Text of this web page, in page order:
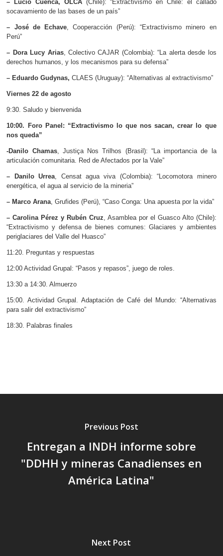
– Lucio Cuenca, OLCA(Chile): “Extractivismo en Chile: el callado
socavamiento de las bases de un país”
– José de Echave, Cooperacción (Perú): “Extractivismo minero en
Perú”
– Dora Lucy Arias, Colectivo CAJAR (Colombia): “La alerta desde los
derechos humanos, y los mecanismos para su defensa”
– Eduardo Gudynas, CLAES (Uruguay): “Alternativas al extractivismo”
Viernes 22 de agosto
9:30. Saludo y bienvenida
10:00. Foro Panel: “Extractivismo lo que nos sacan, crear lo que
nos queda”
-Danilo Chamas, Justiça Nos Trilhos (Brasil): “La importancia de la
articulación comunitaria. Red de Afectados por la Vale”
– Danilo Urrea, Censat agua viva (Colombia): “Locomotora minero
energética, el agua al servicio de la mineria”
– Marco Arana, Grufides (Perú), “Caso Conga: Una apuesta por la vida”
– Carolina Pérez y Rubén Cruz, Asamblea por el Guasco Alto (Chile):
“Extractivismo y defensa de bienes comunes: Glaciares y ambientes
periglaciares del Valle del Huasco”
11:20. Preguntas y respuestas
12:00 Actividad Grupal: “Pasos y repasos”, juego de roles.
13:30 a 14:30. Almuerzo
15:00. Actividad Grupal. Adaptación de Café del Mundo: “Alternativas
para salir del extractivismo”
18:30. Palabras finales
Previous Post
Entregan a INDH informe sobre
"DDHH y mineras Canadienses en
América Latina"
Next Post